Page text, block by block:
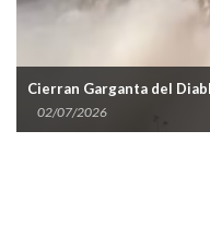
Cierran Garganta del
02/07/2026